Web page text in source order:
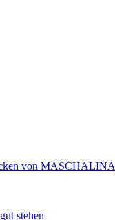
von MASCHALINA
stehen